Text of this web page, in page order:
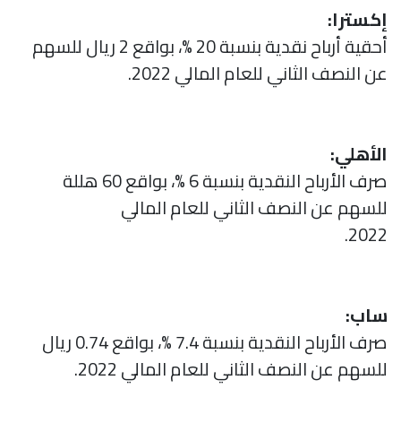
إكسترا:
أحقية أرباح نقدية بنسبة 20 %، بواقع 2 ريال للسهم
عن النصف الثاني للعام المالي 2022.
الأهلي:
صرف الأرباح النقدية بنسبة 6 %، بواقع 60 هللة
للسهم عن النصف الثاني للعام المالي
2022.
ساب:
صرف الأرباح النقدية بنسبة 7.4 %، بواقع 0.74 ريال
للسهم عن النصف الثاني للعام المالي 2022.